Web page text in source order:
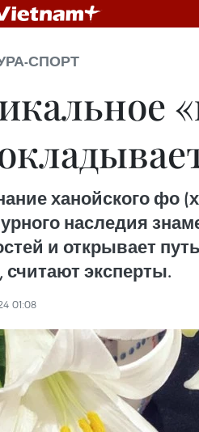
СПОРТ
ханойского фо
наследия
и открывает
считают эксперты.
01:08